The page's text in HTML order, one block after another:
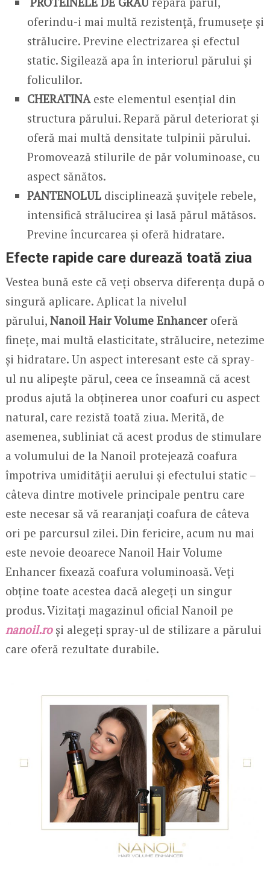
oferindu-i mai multă rezistență, frumusețe și
strălucire. Previne electrizarea și efectul
static. Sigilează apa în interiorul părului și
foliculilor.
CHERATINA este elementul esențial din
structura părului. Repară părul deteriorat și
oferă mai multă densitate tulpinii părului.
Promovează stilurile de păr voluminoase, cu
aspect sănătos.
PANTENOLUL disciplinează șuvițele rebele,
intensifică strălucirea și lasă părul mătăsos.
Previne încurcarea și oferă hidratare.
Efecte rapide care durează toată ziua
Vestea bună este că veți observa diferența după o
singură aplicare. Aplicat la nivelul
părului, Nanoil Hair Volume Enhancer oferă
finețe, mai multă elasticitate, strălucire, netezime
și hidratare. Un aspect interesant este că spray-
ul nu alipește părul, ceea ce înseamnă că acest
produs ajută la obținerea unor coafuri cu aspect
natural, care rezistă toată ziua. Merită, de
asemenea, subliniat că acest produs de stimulare
a volumului de la Nanoil protejează coafura
împotriva umidității aerului și efectului static –
câteva dintre motivele principale pentru care
este necesar să vă rearanjați coafura de câteva
ori pe parcursul zilei. Din fericire, acum nu mai
este nevoie deoarece Nanoil Hair Volume
Enhancer fixează coafura voluminoasă. Veți
obține toate acestea dacă alegeți un singur
produs. Vizitați magazinul oficial Nanoil pe
nanoil.roși alegeți spray-ul de stilizare a părului
care oferă rezultate durabile.